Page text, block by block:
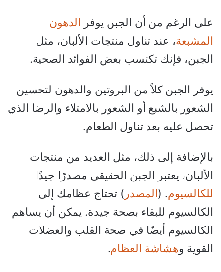
على الرغم من أن الجبن يوفر الدهون
المشبعة، عند تناول منتجات الألبان، مثل
الجبن، فإنك تكتسب بعض الفوائد الصحية.
يوفر الجبن كلاً من البروتين والدهون لتحسين
الشعور بالشبع أو الشعور بالامتلاء والرضا الذي
تحصل عليه بعد تناول الطعام.
بالإضافة إلى ذلك، مثل العديد من منتجات
الألبان، يعتبر الجبن الحقيقي مصدرًا جيدًا
للكالسيوم. (المصدر ) تحتاج عظامك إلى
الكالسيوم للبقاء بصحة جيدة. يمكن أن يساهم
الكالسيوم أيضًا في صحة القلب والعضلات
القوية وهشاشة العظام.